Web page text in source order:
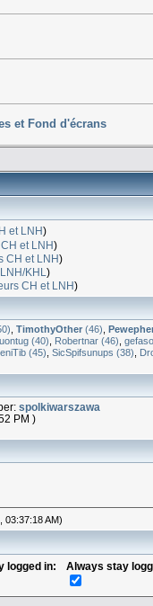
et Fond d'écrans
et LNH)
et LNH)
CH et LNH)
KHL )
CH et LNH)
TimothyOther(46)
(40) Robertnar (46)
(45) SicSpifsunups (38)
spolkiwarszawa
PM )
03:37:18 AM)
logged in: Always stay